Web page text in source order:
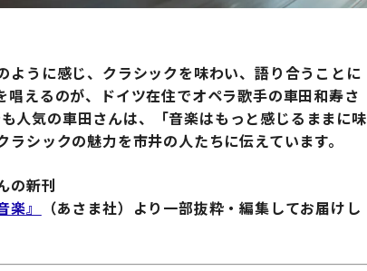
ように感じ、クラシックを味わい、語り合うことに
えるのが、ドイツ在住でオペラ歌手の車田和寿さ
人気の車田さんは、「音楽はもっと感じるままに味
シックの魅力を市井の人たちに伝えています。
の新刊
』
（あさま社）より一部抜粋・編集してお届けし